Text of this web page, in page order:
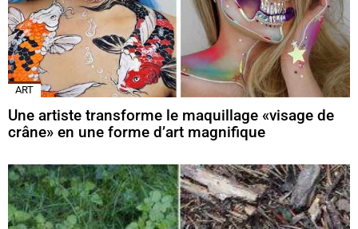
ART
Une artiste transforme le maquillage «visage de
crâne» en une forme d’art magnifique